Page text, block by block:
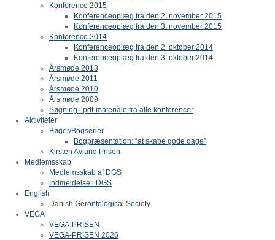
Konference 2015
Konferenceoplæg fra den 2. november 2015
Konferenceoplæg fra den 3. november 2015
Konference 2014
Konferenceoplæg fra den 2. oktober 2014
Konferenceoplæg fra den 3. oktober 2014
Årsmøde 2013
Årsmøde 2011
Årsmøde 2010
Årsmøde 2009
Søgning i pdf-materiale fra alle konferencer
Aktiviteter
Bøger/Bogserier
Bogpræsentation: “at skabe gode dage”
Kirsten Avlund Prisen
Medlemsskab
Medlemsskab af DGS
Indmeldelse i DGS
English
Danish Gerontological Society
VEGA
VEGA-PRISEN
VEGA-PRISEN 2026